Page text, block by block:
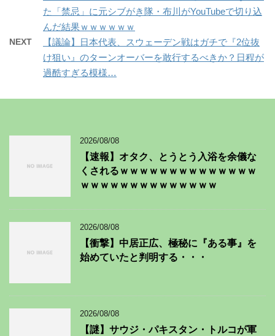
た「禁忌」に元シブがき隊・布川がYouTubeで切り込
んだ結果ｗｗｗｗｗｗ
NEXT
【議論】日本代表、スウェーデン戦はガチで『2位抜
け狙い』のターンオーバーを敢行するべきか？日程が
過酷すぎる模様…
2026/08/08
【速報】オタク、とうとう入浴を余儀な
くされるｗｗｗｗｗｗｗｗｗｗｗｗｗｗ
ｗｗｗｗｗｗｗｗｗｗｗｗｗｗ
2026/08/08
【衝撃】中居正広、極秘に『ある事』を
始めていたと判明する・・・
2026/08/08
【謎】サウジ・パキスタン・トルコが軍